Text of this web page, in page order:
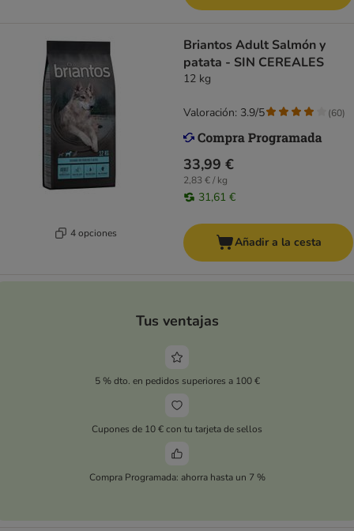
4 opciones
Briantos Adult Salmón y
patata - SIN CEREALES
12 kg
33,99 €
2,83 € / kg
31,61 €
Valoración: 3.9/5 (60)
Añadir a la cesta
Tus ventajas
5 % dto. en pedidos superiores a 100 €
Cupones de 10 € con tu tarjeta de sellos
Compra Programada: ahorra hasta un 7 %